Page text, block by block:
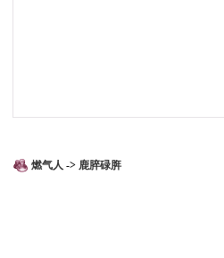
燃气人 -> 鹿脺碌脌